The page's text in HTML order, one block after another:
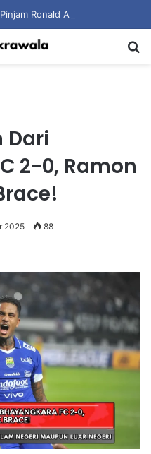
Dari
2-0, Ramon
2025 88